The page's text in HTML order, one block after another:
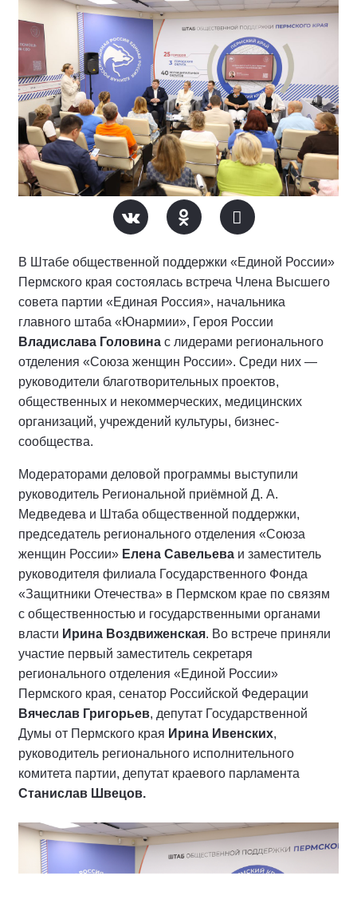
В Штабе общественной поддержки «Единой России»
Пермского края состоялась встреча Члена Высшего
совета партии «Единая Россия», начальника
главного штаба «Юнармии», Героя России
Владислава Головина с лидерами регионального
отделения «Союза женщин России». Среди них —
руководители благотворительных проектов,
общественных и некоммерческих, медицинских
организаций, учреждений культуры, бизнес-
сообщества.
Модераторами деловой программы выступили
руководитель Региональной приёмной Д. А.
Медведева и Штаба общественной поддержки,
председатель регионального отделения «Союза
женщин России» Елена Савельева и заместитель
руководителя филиала Государственного Фонда
«Защитники Отечества» в Пермском крае по связям
с общественностью и государственными органами
власти Ирина Воздвиженская. Во встрече приняли
участие первый заместитель секретаря
регионального отделения «Единой России»
Пермского края, сенатор Российской Федерации
Вячеслав Григорьев, депутат Государственной
Думы от Пермского края Ирина Ивенских,
руководитель регионального исполнительного
комитета партии, депутат краевого парламента
Станислав Швецов.